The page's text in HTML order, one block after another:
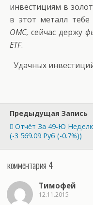
инвестициям в
в этот металл
ОМС, сейчас держу
ETF.
Удачных
Предыдущая Запись
Отчёт За 49-Ю
(-3 569.09 Руб (-0.7%))
комментария 4
Тимофей
12.11.2015